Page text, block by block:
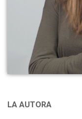
LA AUTORA